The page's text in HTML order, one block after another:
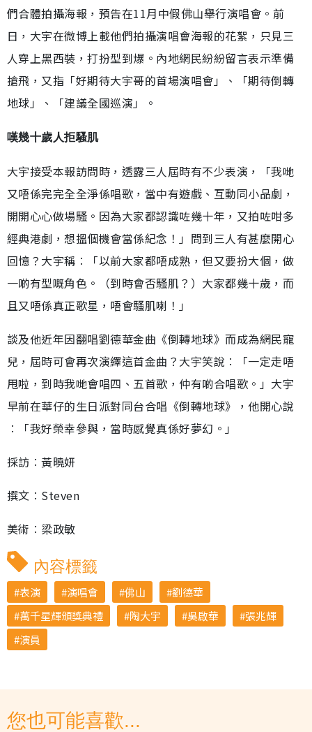
們合體拍攝海報，預告在11月中假佛山舉行演唱會。前
日，大宇在微博上載他們拍攝演唱會海報的花絮，只見三
人穿上黑西裝，打扮型到爆。內地網民紛紛留言表示準備
搶飛，又指「好期待大宇哥的首場演唱會」、「期待倒轉
地球」、「建議全國巡演」。
嘆幾十歲人拒騷肌
大宇接受本報訪問時，透露三人屆時有不少表演，「我哋
又唔係完完全全淨係唱歌，當中有遊戲、互動同小品劇，
開開心心做場騷。因為大家都認識咗幾十年，又拍咗咁多
經典港劇，想搵個機會當係紀念！」問到三人有甚麼開心
回憶？大宇稱︰「以前大家都唔成熟，但又要扮大個，做
一啲有型嘅角色。（到時會否騷肌？）大家都幾十歲，而
且又唔係真正歌星，唔會騷肌喇！」
談及他近年因翻唱劉德華金曲《倒轉地球》而成為網民寵
兒，屆時可會再次演繹這首金曲？大宇笑說︰「一定走唔
甩啦，到時我哋會唱四、五首歌，仲有啲合唱歌。」大宇
早前在華仔的生日派對同台合唱《倒轉地球》，他開心說
︰「我好榮幸參與，當時感覺真係好夢幻。」
採訪︰黃曉妍
撰文︰Steven
美術︰梁政敏
內容標籤
表演 演唱會 佛山
劉德華
萬千星輝頒獎典禮
陶大宇 吳啟華
張兆輝
演員
您也可能喜歡...